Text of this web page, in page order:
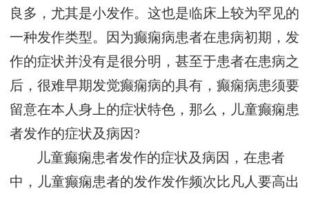
良多，尤其是小发作。这也是临床上较为罕见的
一种发作类型。因为癫痫病患者在患病初期，发
作的症状并没有是很分明，甚至于患者在患病之
后，很难早期发觉癫痫病的具有，癫痫病患须要
留意在本人身上的症状特色，那么，儿童癫痫患
者发作的症状及病因?
儿童癫痫患者发作的症状及病因，在患者
中，儿童癫痫患者的发作发作频次比凡人要高出